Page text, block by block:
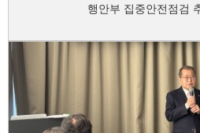
행안부 집중안전점검